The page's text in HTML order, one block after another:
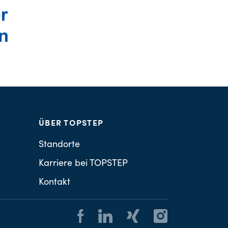
ÜBER TOPSTEP
Standorte
Karriere bei TOPSTEP
Kontakt